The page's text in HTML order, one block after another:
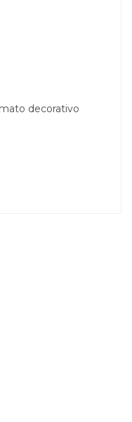
decorativo